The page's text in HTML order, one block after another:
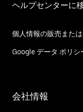
ヘルプセンターに
個人情報の販売また
Google データ ポリシ
会社情報